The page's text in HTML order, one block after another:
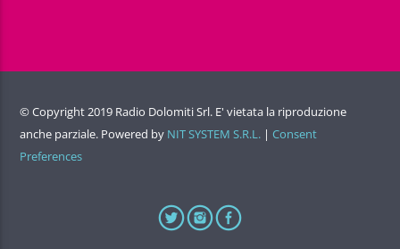
© Copyright 2019 Radio Dolomiti Srl. E' vietata la riproduzione
anche parziale. Powered by NIT SYSTEM S.R.L. | Consent
Preferences